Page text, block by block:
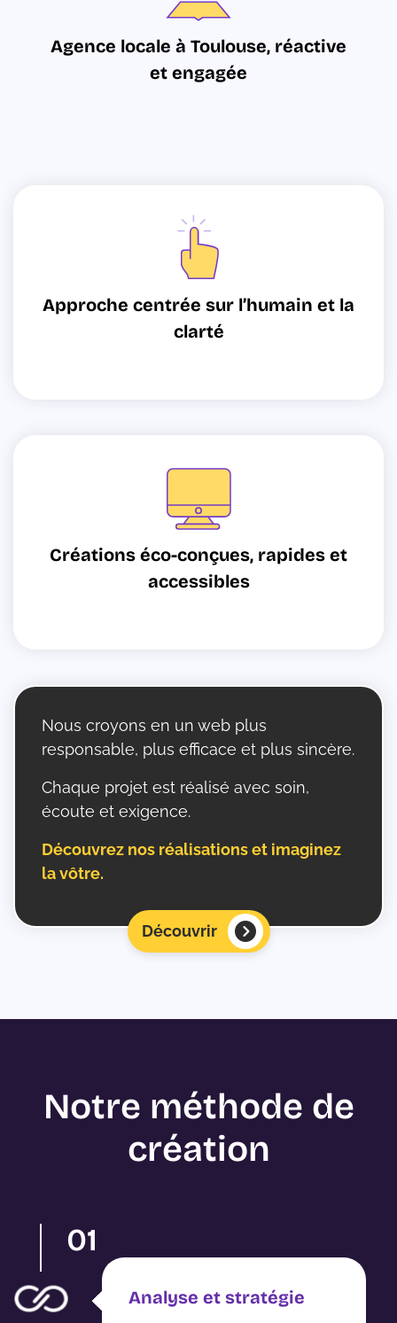
Agence locale à Toulouse, réactive
et engagée
Approche centrée sur l’humain et la
clarté
Créations éco-conçues, rapides et
accessibles
Nous croyons en un web plus
responsable, plus efficace et plus sincère.
Chaque projet est réalisé avec soin,
écoute et exigence.
Découvrez nos réalisations et imaginez
la vôtre.
Découvrir
Notre méthode de
création
01
Analyse et stratégie